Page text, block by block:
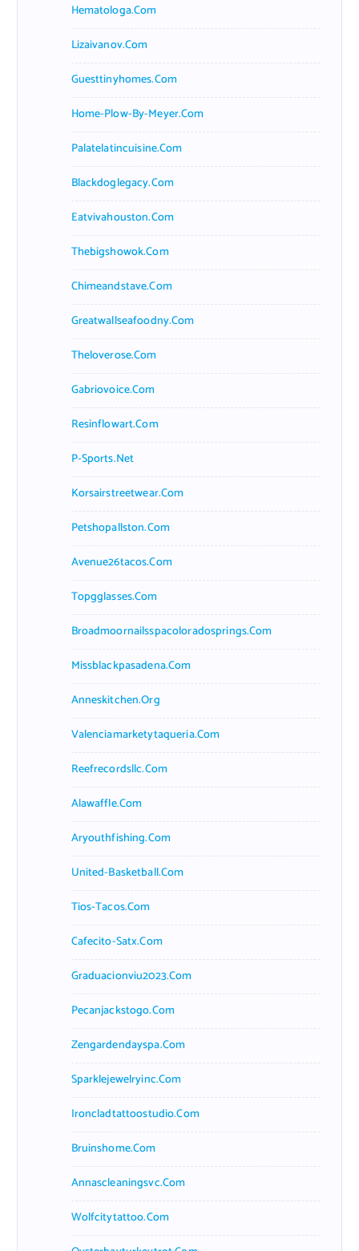
Hematologa.com
Lizaivanov.com
Guesttinyhomes.com
Home-Plow-By-Meyer.com
Palatelatincuisine.com
Blackdoglegacy.com
Eatvivahouston.com
Thebigshowok.com
Chimeandstave.com
Greatwallseafoodny.com
Theloverose.com
Gabriovoice.com
Resinflowart.com
P-Sports.net
Korsairstreetwear.com
Petshopallston.com
Avenue26tacos.com
Topgglasses.com
Broadmoornailsspacoloradosprings.com
Missblackpasadena.com
Anneskitchen.org
Valenciamarketytaqueria.com
Reefrecordsllc.com
Alawaffle.com
Aryouthfishing.com
United-Basketball.com
Tios-Tacos.com
Cafecito-Satx.com
Graduacionviu2023.com
Pecanjackstogo.com
Zengardendayspa.com
Sparklejewelryinc.com
Ironcladtattoostudio.com
Bruinshome.com
Annascleaningsvc.com
Wolfcitytattoo.com